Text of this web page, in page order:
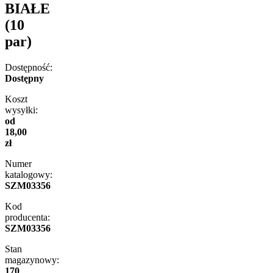
BIAŁE
(10
par)
Dostępność:
Dostępny
Koszt
wysyłki:
od
18,00
zł
Numer
katalogowy:
SZM03356
Kod
producenta:
SZM03356
Stan
magazynowy:
170